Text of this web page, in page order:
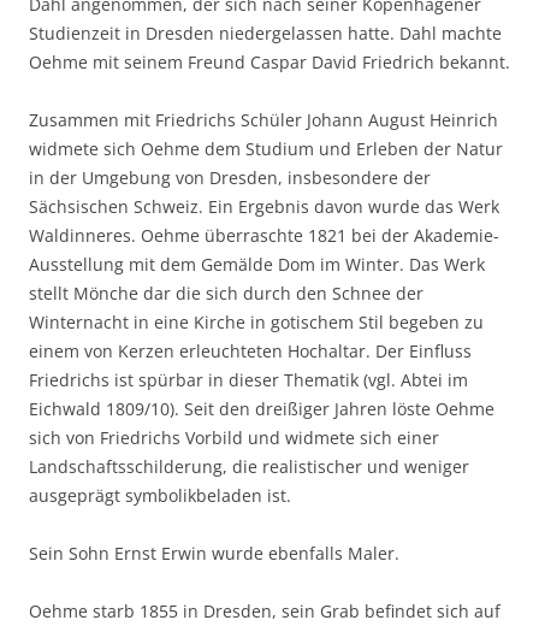
Studienzeit in Dresden niedergelassen hatte. Dahl machte
Oehme mit seinem Freund Caspar David Friedrich bekannt.
Zusammen mit Friedrichs Schüler Johann August Heinrich
widmete sich Oehme dem Studium und Erleben der Natur
in der Umgebung von Dresden, insbesondere der
Sächsischen Schweiz. Ein Ergebnis davon wurde das Werk
Waldinneres. Oehme überraschte 1821 bei der Akademie-
Ausstellung mit dem Gemälde Dom im Winter. Das Werk
stellt Mönche dar die sich durch den Schnee der
Winternacht in eine Kirche in gotischem Stil begeben zu
einem von Kerzen erleuchteten Hochaltar. Der Einfluss
Friedrichs ist spürbar in dieser Thematik (vgl. Abtei im
Eichwald 1809/10). Seit den dreißiger Jahren löste Oehme
sich von Friedrichs Vorbild und widmete sich einer
Landschaftsschilderung, die realistischer und weniger
ausgeprägt symbolikbeladen ist.
Sein Sohn Ernst Erwin wurde ebenfalls Maler.
Oehme starb 1855 in Dresden, sein Grab befindet sich auf